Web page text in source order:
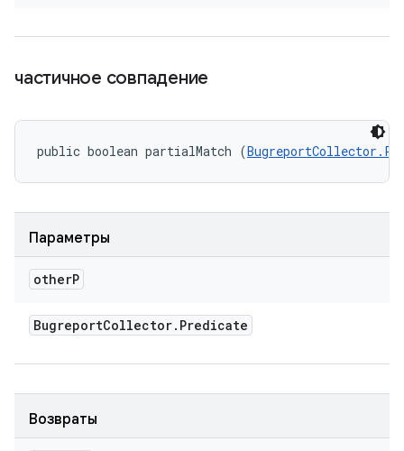
частичное совпадение
public boolean partialMatch (
Параметры
otherP
BugreportCollector. Predicate
Возвраты